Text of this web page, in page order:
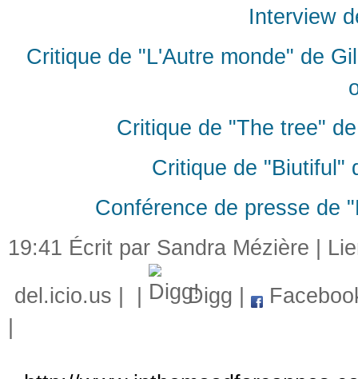
Interview
Critique de "L'Autre monde" de
Critique de "The tree"
Critique de "Biutiful"
Conférence de presse de
19:41 Écrit par Sandra Mézière |
del.icio.us
Digg